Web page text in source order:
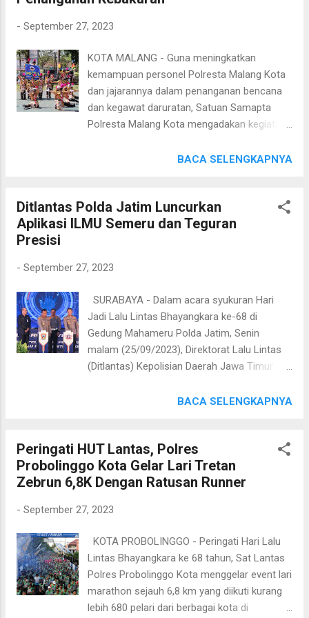
menghadirkan narasumber dari bidang
Komunitas Relawan. Kapolresta Malang Kota
Kombes Pol Budi Hermanto mengatakan,
sudah selayaknya personel Polri memiliki
kemampuan dalam memberikan pertolongan
pertama pada kegawatdaruratan suatu
adalah salah satu wujud pengayoman,
yang terjadi. ”Kegiatan ini dapat memberikan
edukasi penanganan serta langkah antisipasi
- September 27, 2023
KOTA MALANG - Guna meningkatkan
kemampuan personel Polresta Malang Kota
dan jajarannya dalam penanganan bencana
dan kegawat daruratan, Satuan Samapta
Polresta Malang Kota mengadakan kegiatan
penanganan bencana kebakaran dan
dibuka oleh Kapolresta Malang Kota Kombes
Pol Budi Hermanto, S.I.K., M.Si., di Ballroom
menghadirkan narasumber dari bidang
Komunitas Relawan. Kapolresta Malang Kota
Kombes Pol Budi Hermanto mengatakan,
sudah selayaknya personel Polri memiliki
kemampuan dalam memberikan pertolongan
pertama pada kegawatdaruratan suatu
adalah salah satu wujud pengayoman,
yang terjadi. ”Kegiatan ini dapat memberikan
edukasi penanganan serta langkah antisipasi
d...
BACA SELENGKAPNYA
Ditlantas Polda Jatim Luncurkan
Aplikasi ILMU Semeru dan Teguran
Presisi
- September 27, 2023
SURABAYA - Dalam acara syukuran Hari
Jadi Lalu Lintas Bhayangkara ke-68 di
Gedung Mahameru Polda Jatim, Senin
malam (25/09/2023), Direktorat Lalu Lintas
(Ditlantas) Kepolisian Daerah Jawa Timur
inovasi terbaru yaitu aplikasi “ILMU Semeru”
Jatim Irjen Pol Dr Toni Harmanto M.H., dan
dihardiri Wakapolda Jatim, Pejabat Utama
Polda Jatim, Kasat Lantas Jajaran Polda
dengan Ditlantas Polda Jatim. Kegiatan
kali ini mengusung konsep digitalisasi
modern dan mengusung tema “Modernisasi
Pelayanan Polantas Presisi Mengawal Pemilu
Damai untuk Indonesia Maju”. Adapun
rangkaian kegiatan syukuran ini diantaranya
BACA SELENGKAPNYA
Peringati HUT Lantas, Polres
Probolinggo Kota Gelar Lari Tretan
Zebrun 6,8K Dengan Ratusan Runner
- September 27, 2023
KOTA PROBOLINGGO - Peringati Hari Lalu
Lintas Bhayangkara ke 68 tahun, Sat Lantas
Polres Probolinggo Kota menggelar event lari
marathon sejauh 6,8 km yang diikuti kurang
lebih 680 pelari dari berbagai kota di